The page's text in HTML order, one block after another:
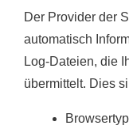
Der Provider der
automatisch
Log-Dateien, die
übermittelt. Dies